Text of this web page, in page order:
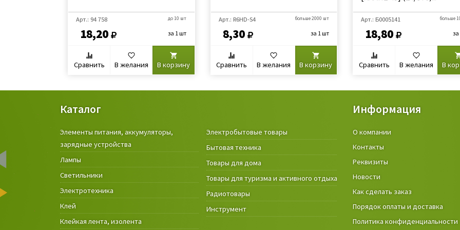
Арт.: 94 758
18,20
до 10 шт
за 1 шт
Сравнить В желания В корзину
Арт.: R6HD-S4
8,30
больше 2000 шт
за 1 шт
Сравнить В желания В корзину
Арт.: Б0005141
18,80
больше
Сравнить В желания В
Каталог
Элементы питания, аккумуляторы,
зарядные устройства
Лампы
Светильники
Электротехника
Клей
Клейкая лента, изолента
Электробытовые товары
Бытовая техника
Товары для дома
Товары для туризма и активного отдыха
Радиотовары
Инструмент
Крепёжные изделия и
материалы
Товары и инструмент для дачи,
Фонари
Информация
О компании
Контакты
Реквизиты
Новости
Как сделать заказ
Порядок оплаты и доставка
Политика конфиденциальности